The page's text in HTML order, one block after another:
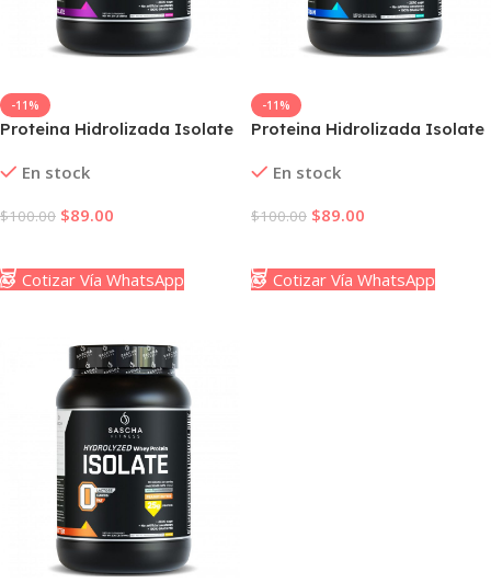
-11%
Proteina Hidrolizada Isolate
En stock
$100.00 $89.00
Cotizar Vía WhatsApp
-11%
Proteina Hidrolizada Isolate
En stock
$100.00 $89.00
Cotizar Vía WhatsApp